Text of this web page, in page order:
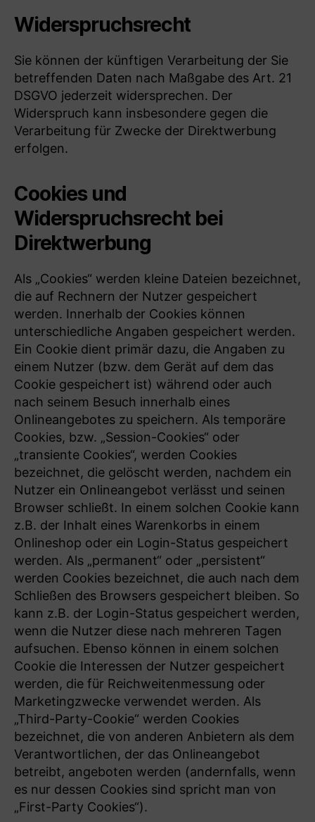
Widerspruchsrecht
Sie können der künftigen Verarbeitung der Sie
betreffenden Daten nach Maßgabe des Art. 21
DSGVO jederzeit widersprechen. Der
Widerspruch kann insbesondere gegen die
Verarbeitung für Zwecke der Direktwerbung
erfolgen.
Cookies und
Widerspruchsrecht bei
Direktwerbung
Als „Cookies“ werden kleine Dateien bezeichnet,
die auf Rechnern der Nutzer gespeichert
werden. Innerhalb der Cookies können
unterschiedliche Angaben gespeichert werden.
Ein Cookie dient primär dazu, die Angaben zu
einem Nutzer (bzw. dem Gerät auf dem das
Cookie gespeichert ist) während oder auch
nach seinem Besuch innerhalb eines
Onlineangebotes zu speichern. Als temporäre
Cookies, bzw. „Session-Cookies“ oder
„transiente Cookies“, werden Cookies
bezeichnet, die gelöscht werden, nachdem ein
Nutzer ein Onlineangebot verlässt und seinen
Browser schließt. In einem solchen Cookie kann
z.B. der Inhalt eines Warenkorbs in einem
Onlineshop oder ein Login-Status gespeichert
werden. Als „permanent“ oder „persistent“
werden Cookies bezeichnet, die auch nach dem
Schließen des Browsers gespeichert bleiben. So
kann z.B. der Login-Status gespeichert werden,
wenn die Nutzer diese nach mehreren Tagen
aufsuchen. Ebenso können in einem solchen
Cookie die Interessen der Nutzer gespeichert
werden, die für Reichweitenmessung oder
Marketingzwecke verwendet werden. Als
„Third-Party-Cookie“ werden Cookies
bezeichnet, die von anderen Anbietern als dem
Verantwortlichen, der das Onlineangebot
betreibt, angeboten werden (andernfalls, wenn
es nur dessen Cookies sind spricht man von
„First-Party Cookies“).